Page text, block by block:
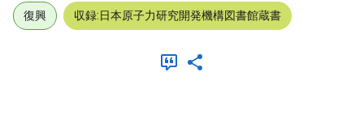
復興 収録:日本原子力研究開発機構図書館蔵書